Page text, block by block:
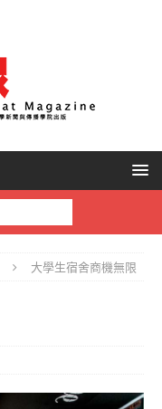
大學生宿舍商機無限